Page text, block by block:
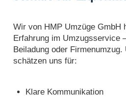
Wir von HMP Umzüge GmbH
Erfahrung im Umzugsservice
Beiladung oder Firmenumzug.
schätzen uns für:
Klare Kommunikation